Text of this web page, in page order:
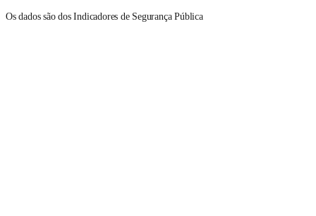
Os dados são dos Indicadores de Segurança Pública